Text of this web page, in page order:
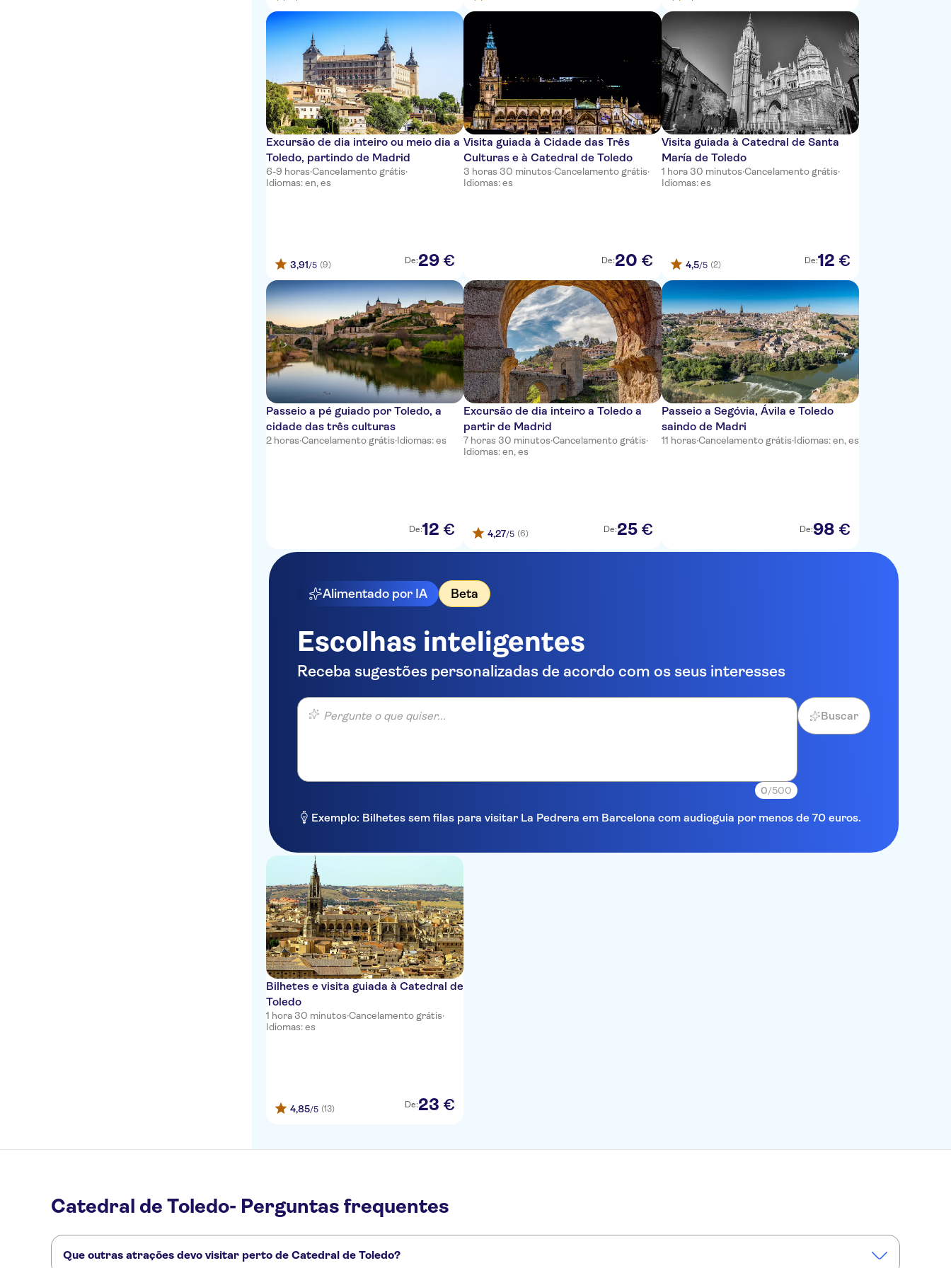
Excursão de dia inteiro ou meio dia a
Toledo, partindo de Madrid
6-9 horas·Cancelamento grátis·
Idiomas: en, es
3,91/5 (9) De:29 €
Visita guiada à Cidade das Três
Culturas e à Catedral de Toledo
3 horas 30 minutos·Cancelamento grátis·
Idiomas: es
De:20 €
Visita guiada à Catedral de Santa
María de Toledo
1 hora 30 minutos·Cancelamento grátis·
Idiomas: es
4,5/5 (2) De:12 €
Passeio a pé guiado por Toledo, a
cidade das três culturas
2 horas·Cancelamento grátis·Idiomas: es
De:12 €
Excursão de dia inteiro a Toledo a
partir de Madrid
7 horas 30 minutos·Cancelamento grátis·
Idiomas: en, es
4,27/5 (6) De:25 €
Passeio a Segóvia, Ávila e Toledo
saindo de Madri
11 horas·Cancelamento grátis·Idiomas: en, es
De:98 €
Alimentado por IA Beta
Escolhas inteligentes
Receba sugestões personalizadas de acordo com os seus interesses
Pergunte o que quiser...
0/500
Buscar
Exemplo: Bilhetes sem filas para visitar La Pedrera em Barcelona com audioguia por menos de 70 euros.
Bilhetes e visita guiada à Catedral de
Toledo
1 hora 30 minutos·Cancelamento grátis·
Idiomas: es
4,85/5 (13) De:23 €
Catedral de Toledo- Perguntas frequentes
Que outras atrações devo visitar perto de Catedral de Toledo?